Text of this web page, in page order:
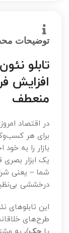
توضیحات
تابلو
افزایش
منعطف
در اقتصاد
برای هر
بازار را به
یک ابزار
شما – یعنی
درخششی
این تابلوهای
طرح‌های